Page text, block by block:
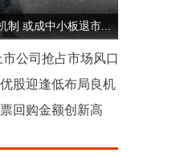
制 或成中小板退市...
公司抢占市场风口
股迎逢低布局良机
回购金额创新高